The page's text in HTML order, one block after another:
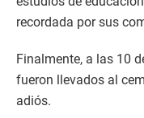
recordada por sus
Finalmente, a las 10
fueron llevados al
adiós.